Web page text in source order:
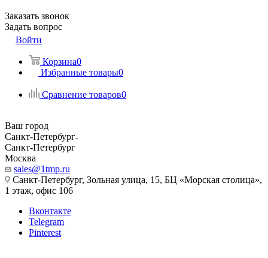
Заказать звонок
Задать вопрос
Войти
Корзина0
Избранные товары0
Сравнение товаров0
Ваш город
Санкт-Петербург
Санкт-Петербург
Москва
sales@1tmp.ru
Санкт-Петербург, Зольная улица, 15, БЦ «Морская столица»,
1 этаж, офис 106
Вконтакте
Telegram
Pinterest